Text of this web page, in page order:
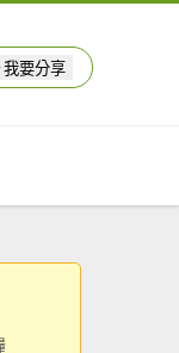
我要分享